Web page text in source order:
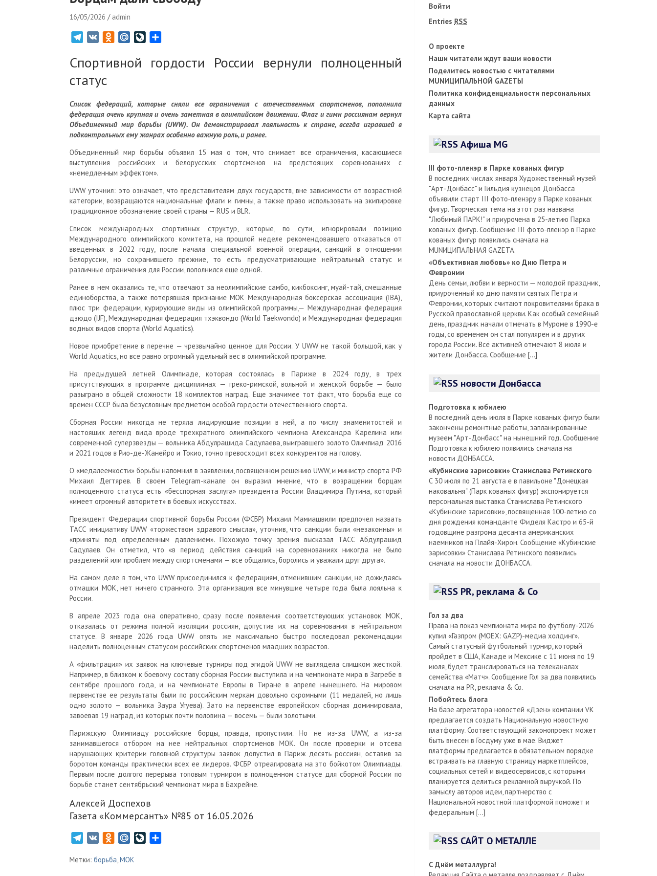
16/05/2026 admin
l
g
a
m
n
a
s
s
i
M
i
u
u
r
n
l
п
р
и
т
ь
Спортивной гордости России вернули полноценный
статус
Список федераций, которые сняли все ограничения с отечественных спортсменов, пополнила
федерация очень крупная и очень заметная в олимпийском движении. Флаг и гимн россиянам вернул
Объединенный мир борьбы (UWW). Он демонстрировал лояльность к стране, всегда игравшей в
подконтрольных ему жанрах особенно важную роль, и ранее.
Объединенный мир борьбы объявил 15 мая о том, что снимает все ограничения, касающиеся
выступления российских и белорусских спортсменов на предстоящих соревнованиях с
«немедленным эффектом».
UWW уточнил: это означает, что представителям двух государств, вне зависимости от возрастной
категории, возвращаются национальные флаги и гимны, а также право использовать на экипировке
традиционное обозначение своей страны — RUS и BLR.
Список международных спортивных структур, которые, по сути, игнорировали позицию
Международного олимпийского комитета, на прошлой неделе рекомендовавшего отказаться от
введенных в 2022 году, после начала специальной военной операции, санкций в отношении
Белоруссии, но сохранившего прежние, то есть предусматривающие нейтральный статус и
различные ограничения для России, пополнился еще одной.
Ранее в нем оказались те, что отвечают за неолимпийские самбо, кикбоксинг, муай-тай, смешанные
единоборства, а также потерявшая признание МОК Международная боксерская ассоциация (IBA),
плюс три федерации, курирующие виды из олимпийской программы,— Международная федерация
дзюдо (IJF), Международная федерация тхэквондо (World Taekwondo) и Международная федерация
водных видов спорта (World Aquatics).
Новое приобретение в перечне — чрезвычайно ценное для России. У UWW не такой большой, как у
World Aquatics, но все равно огромный удельный вес в олимпийской программе.
На предыдущей летней Олимпиаде, которая состоялась в Париже в 2024 году, в трех
присутствующих в программе дисциплинах — греко-римской, вольной и женской борьбе — было
разыграно в общей сложности 18 комплектов наград. Еще значимее тот факт, что борьба еще со
времен СССР была безусловным предметом особой гордости отечественного спорта.
Сборная России никогда не теряла лидирующие позиции в ней, а по числу знаменитостей и
настоящих легенд вида вроде трехкратного олимпийского чемпиона Александра Карелина или
современной суперзвезды — вольника Абдулрашида Садулаева, выигравшего золото Олимпиад 2016
и 2021 годов в Рио-де-Жанейро и Токио, точно превосходит всех конкурентов на голову.
О «медалеемкости» борьбы напомнил в заявлении, посвященном решению UWW, и министр спорта РФ
Михаил Дегтярев. В своем Telegram-канале он выразил мнение, что в возращении борцам
полноценного статуса есть «бесспорная заслуга» президента России Владимира Путина, который
«имеет огромный авторитет» в боевых искусствах.
Президент Федерации спортивной борьбы России (ФСБР) Михаил Мамиашвили предпочел назвать
ТАСС инициативу UWW «торжеством здравого смысла», уточнив, что санкции были «незаконны» и
«приняты под определенным давлением». Похожую точку зрения высказал ТАСС Абдулрашид
Садулаев. Он отметил, что «в период действия санкций на соревнованиях никогда не было
разделений или проблем между спортсменами — все общались, боролись и уважали друг друга».
На самом деле в том, что UWW присоединился к федерациям, отменившим санкции, не дожидаясь
отмашки МОК, нет ничего странного. Эта организация все минувшие четыре года была лояльна к
России.
В апреле 2023 года она оперативно, сразу после появления соответствующих установок МОК,
отказалась от режима полной изоляции россиян, допустив их на соревнования в нейтральном
статусе. В январе 2026 года UWW опять же максимально быстро последовал рекомендации
наделить полноценным статусом российских спортсменов младших возрастов.
А «фильтрация» их заявок на ключевые турниры под эгидой UWW не выглядела слишком жесткой.
Например, в близком к боевому составу сборная России выступила и на чемпионате мира в Загребе в
сентябре прошлого года, и на чемпионате Европы в Тиране в апреле нынешнего. На мировом
первенстве ее результаты были по российским меркам довольно скромными (11 медалей, но лишь
одно золото — вольника Заура Угуева). Зато на первенстве европейском сборная доминировала,
завоевав 19 наград, из которых почти половина — восемь — были золотыми.
Парижскую Олимпиаду российские борцы, правда, пропустили. Но не из-за UWW, а из-за
занимавшегося отбором на нее нейтральных спортсменов МОК. Он после проверки и отсева
нарушающих критерии головной структуры заявок допустил в Париж десять россиян, оставив за
боротом команды практически всех ее лидеров. ФСБР отреагировала на это бойкотом Олимпиады.
Первым после долгого перерыва топовым турниром в полноценном статусе для сборной России по
борьбе станет сентябрьский чемпионат мира в Бахрейне.
Алексей Доспехов
Газета «Коммерсантъ» №85 от 16.05.2026
l
n
M
i
Метки: борьба,МОК
Войти
Entries RSS
О проекте
Наши читатели ждут ваши новости
Поделитесь новостью с читателями
MUNИЦИПАЛЬНОЙ GAZЕТЫ
Политика конфиденциальности персональных
данных
Карта сайта
Афиша MG
III фото-пленэр в Парке кованых фигур
В последних числах января Художественный музей
"Арт-Донбасс" и Гильдия кузнецов Донбасса
объявили старт III фото-пленэру в Парке кованых
фигур. Творческая тема на этот раз названа
"Любимый ПАРК!" и приурочена в 25-летию Парка
кованых фигур. Сообщение III фото-пленэр в Парке
кованых фигур появились сначала на
MUNИЦИПАЛЬНАЯ GAZЕТА.
«Объективная любовь» ко Дню Петра и
Февронии
День семьи, любви и верности — молодой праздник,
приуроченный ко дню памяти святых Петра и
Февронии, которых считают покровителями брака в
Русской православной церкви. Как особый семейный
день, праздник начали отмечать в Муроме в 1990-е
годы, со временем он стал популярен и в других
города России. Всё активней отмечают 8 июля и
жители Донбасса. Сообщение […]
новости Донбасса
Подготовка к юбилею
В последний день июля в Парке кованых фигур были
закончены ремонтные работы, запланированные
музеем "Арт-Донбасс" на нынешний год. Сообщение
Подготовка к юбилею появились сначала на
новости ДОНБАССА.
«Кубинские зарисовки» Станислава Ретинского
С 30 июля по 21 августа е в павильоне "Донецкая
наковальня" (Парк кованых фигур) экспонируется
персональная выставка Станислава Ретинского
«Кубинские зарисовки», посвященная 100-летию со
дня рождения команданте Фиделя Кастро и 65-й
годовщине разгрома десанта американских
наемников на Плайя-Хирон. Сообщение «Кубинские
зарисовки» Станислава Ретинского появились
сначала на новости ДОНБАССА.
PR, реклама & Co
Гол за два
Права на показ чемпионата мира по футболу-2026
купил «Газпром (MOEX: GAZP)-медиа холдинг».
Самый статусный футбольный турнир, который
пройдет в США, Канаде и Мексике с 11 июня по 19
июля, будет транслироваться на телеканалах
семейства «Матч». Сообщение Гол за два появились
сначала на PR, реклама & Co.
Побойтесь блога
На базе агрегатора новостей «Дзен» компании VK
предлагается создать Национальную новостную
платформу. Соответствующий законопроект может
быть внесен в Госдуму уже в мае. Виджет
платформы предлагается в обязательном порядке
встраивать на главную страницу маркетплейсов,
социальных сетей и видеосервисов, с которыми
планируется делиться рекламной выручкой. По
замыслу авторов идеи, партнерство с
Национальной новостной платформой поможет и
федеральным […]
САЙТ О МЕТАЛЛЕ
С Днём металлурга!